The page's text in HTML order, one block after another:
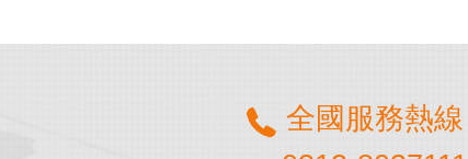
全國服務熱線